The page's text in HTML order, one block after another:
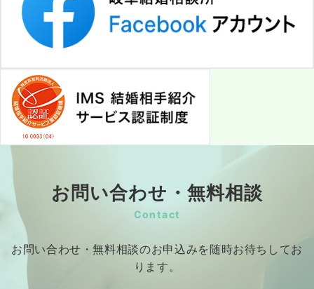
お問い合わせ・無料相談
Contact
お問い合わせ・無料相談のお申込みを随時お待ちしてお
ります。